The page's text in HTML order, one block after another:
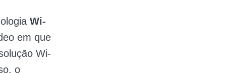
Wi-
em que
Wi-
o